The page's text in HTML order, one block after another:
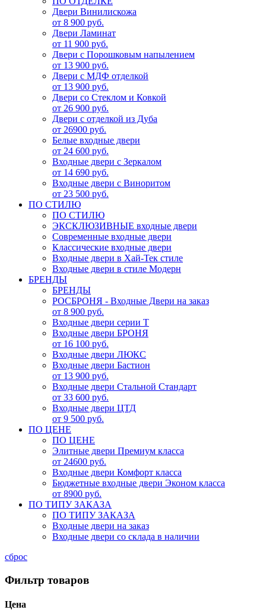
Двери Винилискожа
от 8 900 руб.
Двери Ламинат
от 11 900 руб.
Двери с Порошковым напылением
от 13 900 руб.
Двери с МДФ отделкой
от 13 900 руб.
Двери со Стеклом и Ковкой
от 26 900 руб.
Двери с отделкой из Дуба
от 26900 руб.
Белые входные двери
от 24 600 руб.
Входные двери с Зеркалом
от 14 690 руб.
Входные двери с Виноритом
от 23 500 руб.
ПО СТИЛЮ
ПО СТИЛЮ
ЭКСКЛЮЗИВНЫЕ входные двери
Современные входные двери
Классические входные двери
Входные двери в Хай-Тек стиле
Входные двери в стиле Модерн
БРЕНДЫ
БРЕНДЫ
РОСБРОНЯ - Входные Двери на заказ
от 8 900 руб.
Входные двери серии Т
Входные двери БРОНЯ
от 16 100 руб.
Входные двери ЛЮКС
Входные двери Бастион
от 13 900 руб.
Входные двери Стальной Стандарт
от 33 600 руб.
Входные двери ЦТД
от 9 500 руб.
ПО ЦЕНЕ
ПО ЦЕНЕ
Элитные двери Премиум класса
от 24600 руб.
Входные двери Комфорт класса
Бюджетные входные двери Эконом класса
от 8900 руб.
ПО ТИПУ ЗАКАЗА
ПО ТИПУ ЗАКАЗА
Входные двери на заказ
Входные двери со склада в наличии
сброс
Фильтр товаров
Цена